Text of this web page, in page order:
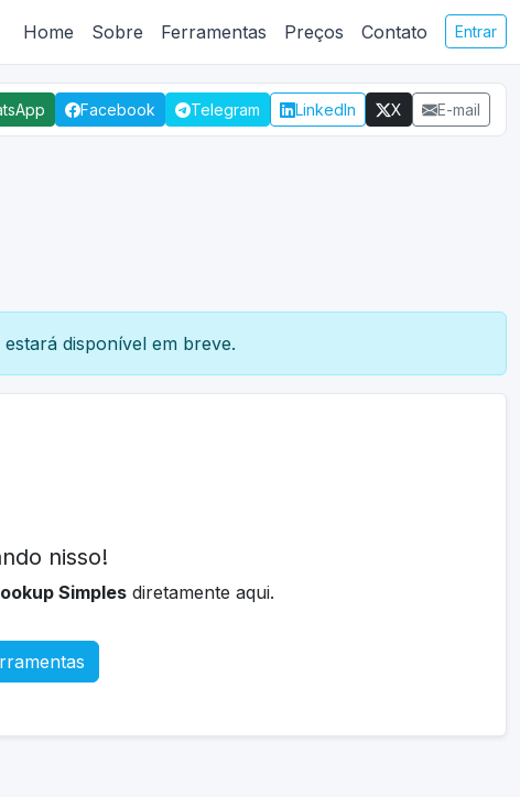
Home Sobre Ferramentas Preços Contato Entrar
Facebook Telegram LinkedIn X E-mail
disponível em breve.
nisso!
Simplesdiretamente aqui.